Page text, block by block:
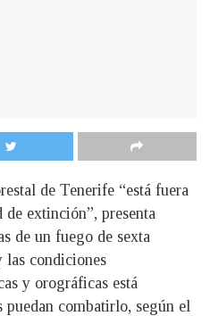
de Tenerife “está fuera
de extinción”, presenta
de un fuego de sexta
las condiciones
y orográficas está
combatirlo, según el